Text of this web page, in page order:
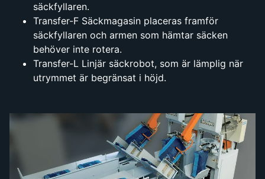
säckfyllaren.
Transfer-F Säckmagasin placeras framför
säckfyllaren och armen som hämtar säcken
behöver inte rotera.
Transfer-L Linjär säckrobot, som är lämplig när
utrymmet är begränsat i höjd.